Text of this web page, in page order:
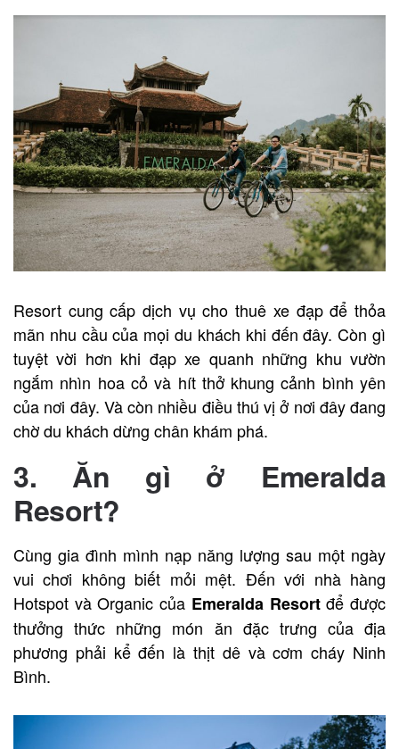
Resort cung cấp dịch vụ cho thuê xe đạp để thỏa
mãn nhu cầu của mọi du khách khi đến đây. Còn gì
tuyệt vời hơn khi đạp xe quanh những khu vườn
ngắm nhìn hoa cỏ và hít thở khung cảnh bình yên
của nơi đây. Và còn nhiều điều thú vị ở nơi đây đang
chờ du khách dừng chân khám phá.
3. Ăn gì ở
Emeralda
Resort?
Cùng gia đình mình nạp năng lượng sau một ngày
vui chơi không biết mỏi mệt. Đến với nhà hàng
Hotspot và Organic của Emeralda Resortđể được
thưởng thức những món ăn đặc trưng của địa
phương phải kể đến là thịt dê và cơm cháy Ninh
Bình.